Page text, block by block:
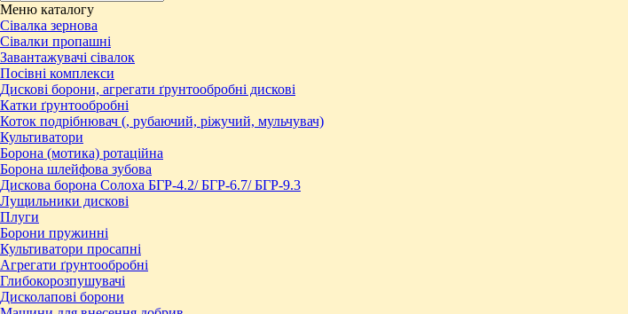
Меню каталогу
Сівалка зернова
Сівалки пропашні
Завантажувачі сівалок
Посівні комплекси
Дискові борони, агрегати ґрунтообробні дискові
Катки ґрунтообробні
Коток подрібнювач (, рубаючий, ріжучий, мульчувач)
Культиватори
Борона (мотика) ротаційна
Борона шлейфова зубова
Дискова борона Солоха БГР-4.2/ БГР-6.7/ БГР-9.3
Лущильники дискові
Плуги
Борони пружинні
Культиватори просапні
Агрегати ґрунтообробні
Глибокорозпушувачі
Дисколапові борони